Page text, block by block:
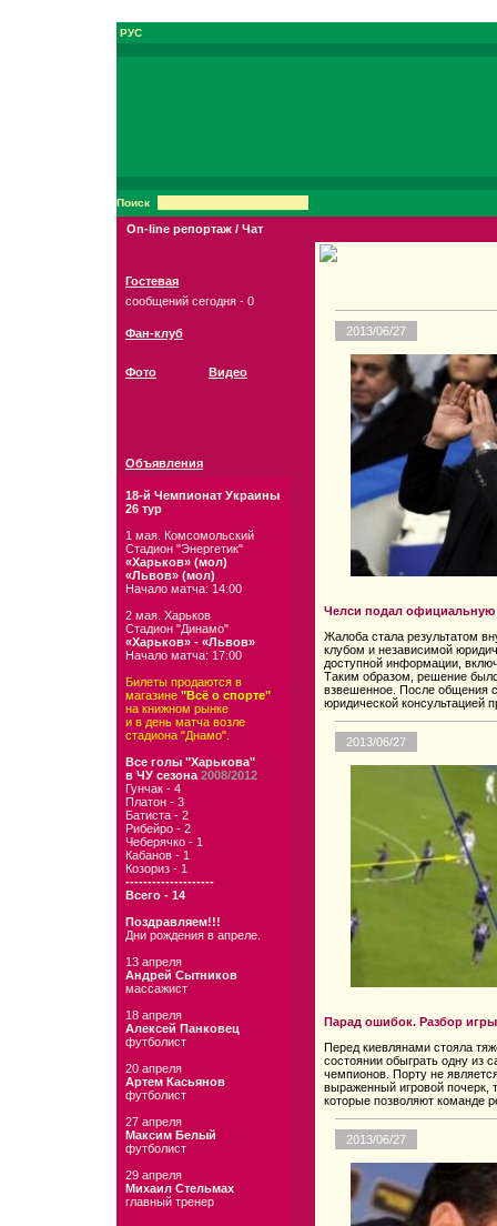
РУС
Поиск
On-line репортаж / Чат
Гостевая
сообщений сегодня - 0
Фан-клуб
Фото Видео
Объявления
18-й Чемпионат Украины
26 тур
1 мая. Комсомольский
Стадион "Энергетик"
«Харьков» (мол)
«Львов» (мол)
Начало матча: 14:00
2 мая. Харьков
Стадион "Динамо"
«Харьков» - «Львов»
Начало матча: 17:00
Билеты продаются в
магазине "Всё о спорте"
на книжном рынке
и в день матча возле
стадиона "Днамо".
Все голы "Харькова"
в ЧУ сезона 2008/2012
Гунчак - 4
Платон - 3
Батиста - 2
Рибейро - 2
Чеберячко - 1
Кабанов - 1
Козориз - 1
--------------------
Всего - 14
Поздравляем!!!
Дни рождения в апреле.
13 апреля
Андрей Сытников
массажист
18 апреля
Алексей Панковец
футболист
20 апреля
Артем Касьянов
футболист
27 апреля
Максим Белый
футболист
29 апреля
Михаил Стельмах
главный тренер
2013/06/27
Челси подал официальную
Жалоба стала результатом
клубом и независимой
доступной информации,
Таким образом, решение
взвешенное. После общения
юридической консультацией
2013/06/27
Парад ошибок. Разбор
Перед киевлянами стояла
состоянии обыграть одну из
чемпионов. Порту не
выраженный игровой почерк,
которые позволяют команде
2013/06/27